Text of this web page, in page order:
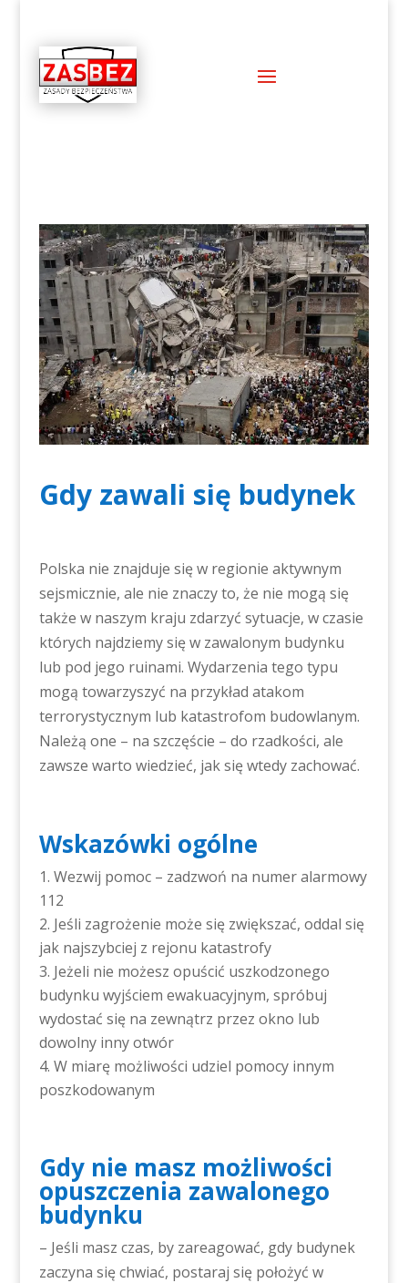
Gdy zawali się budynek
Polska nie znajduje się w regionie aktywnym
sejsmicznie, ale nie znaczy to, że nie mogą się
także w naszym kraju zdarzyć sytuacje, w czasie
których najdziemy się w zawalonym budynku
lub pod jego ruinami. Wydarzenia tego typu
mogą towarzyszyć na przykład atakom
terrorystycznym lub katastrofom budowlanym.
Należą one – na szczęście – do rzadkości, ale
zawsze warto wiedzieć, jak się wtedy zachować.
Wskazówki ogólne
Wezwij pomoc – zadzwoń na numer alarmowy
112
Jeśli zagrożenie może się zwiększać, oddal się
jak najszybciej z rejonu katastrofy
Jeżeli nie możesz opuścić uszkodzonego
budynku wyjściem ewakuacyjnym, spróbuj
wydostać się na zewnątrz przez okno lub
dowolny inny otwór
W miarę możliwości udziel pomocy innym
poszkodowanym
Gdy nie masz możliwości
opuszczenia zawalonego
budynku
– Jeśli masz czas, by zareagować, gdy budynek
zaczyna się chwiać, postaraj się położyć w